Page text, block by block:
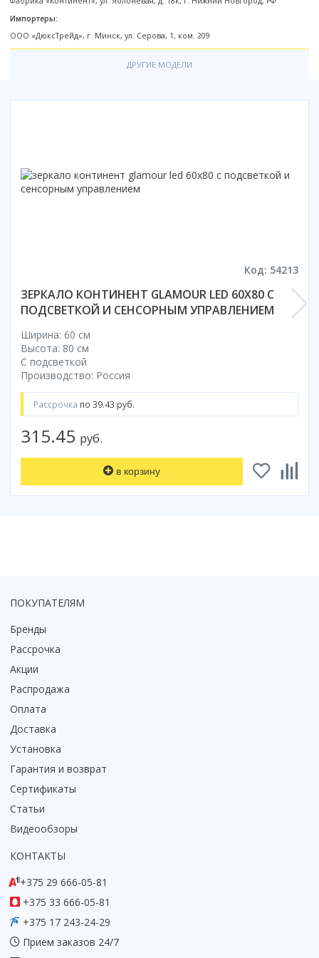
Смотреть все
Способ открывания
Низкие
200 см
Ролики
Скребки
Коврик для душевой кабины
Смотреть все
Импортеры:
ООО «ДюксТрейд», г. Минск, ул. Серова, 1, ком. 209
ДРУГИЕ МОДЕЛИ
Код: 54213
ЗЕРКАЛО КОНТИНЕНТ GLAMOUR LED 60X80 С
ПОДСВЕТКОЙ И СЕНСОРНЫМ УПРАВЛЕНИЕМ
Ширина: 60 см
Высота: 80 см
С подсветкой
Производство: Россия
Рассрочка по 39.43 руб.
315.45 руб.
в корзину
ПОКУПАТЕЛЯМ
Бренды
Рассрочка
Акции
Распродажа
Оплата
Доставка
Установка
Гарантия и возврат
Сертификаты
Статьи
Видеообзоры
КОНТАКТЫ
+375 29 666-05-81
+375 33 666-05-81
+375 17 243-24-29
Прием заказов 24/7